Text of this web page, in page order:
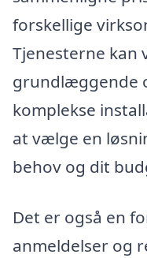
forskellige
Tjenesterne kan
grundlæggende
komplekse
at vælge en
behov og dit
Det er også en
anmeldelser og